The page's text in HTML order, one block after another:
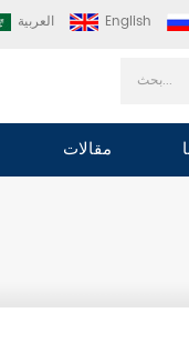
العربية English
مقالات